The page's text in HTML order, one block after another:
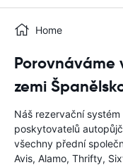
Home
Porovnáváme
zemi
Náš rezervační
poskytovatelů
všechny přední
Avis, Alamo, Thrifty,